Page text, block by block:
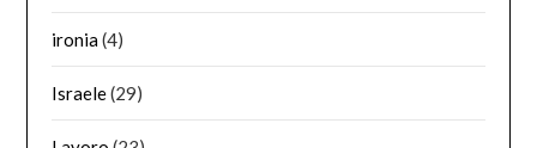
ironia(4)
Israele(29)